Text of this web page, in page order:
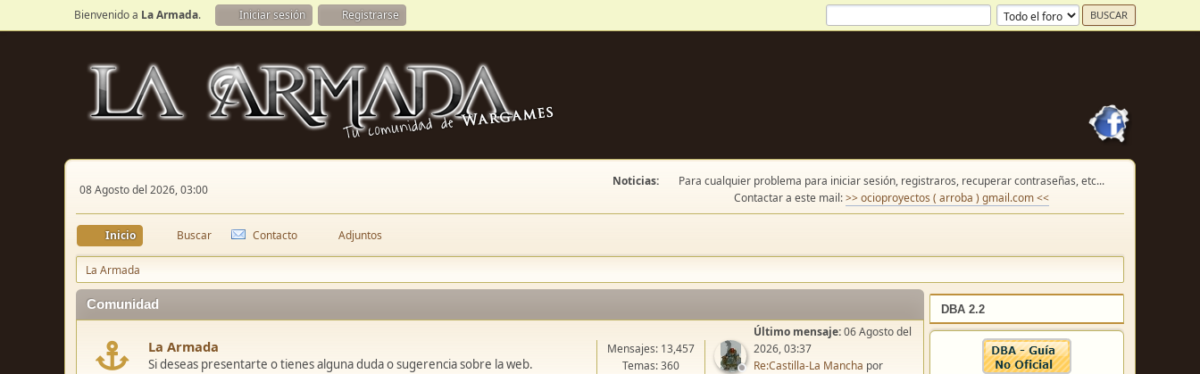
Bienvenido a La Armada. Iniciar sesión Registrarse
08 Agosto del 2026, 03:00
Noticias:
Para cualquier problema para iniciar sesión, registraros, recuperar contraseñas, etc...
Contactar a este mail:>> ocioproyectos ( arroba ) gmail.com <<
Inicio Buscar Contacto Adjuntos
La Armada
DBA 2.2
Comunidad
La Armada
Si deseas presentarte o tienes alguna duda o sugerencia sobre la web.
Mensajes: 13,457
Temas: 360
Último mensaje:06 Agosto del
2026, 03:37
Re:Castilla-La Mancha por